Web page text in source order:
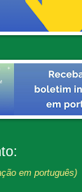
em português)